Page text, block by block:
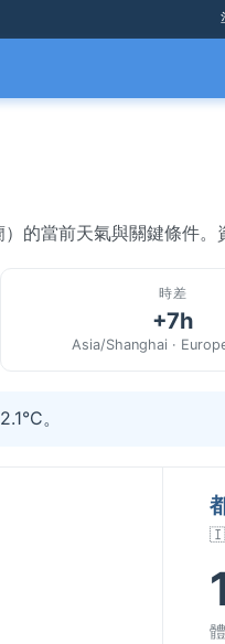
的當前天氣與關鍵條件。
時差
+7h
Asia/Shanghai ·
。